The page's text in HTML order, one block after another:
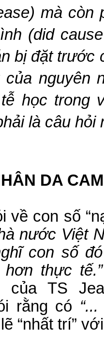
mà còn
(did
bị đặt trước
của nguyên
học trong
là câu hỏi
DA
về con số
nước Việt
con số
thực tế.”
của TS
rằng có
“nhất trí”